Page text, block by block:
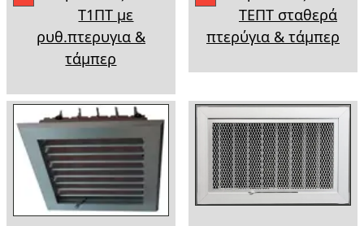
Τ1ΠΤ με
ρυθ.πτερυγια &
τάμπερ
ΤΕΠΤ σταθερά
πτερύγια & τάμπερ